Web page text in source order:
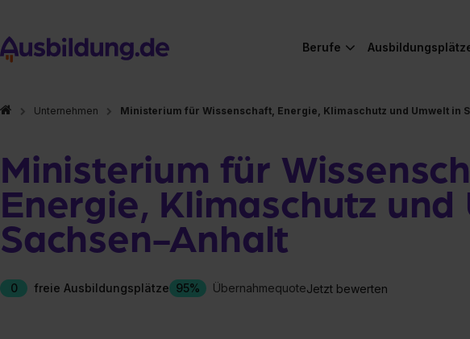
Berufe
Unternehmen Ministerium für Wissenschaft, Energie, Klimaschutz und Umwelt in
Ministerium für
Energie, Klimaschutz und
Sachsen-Anhalt
0 freie Ausbildungsplätze 95% ÜbernahmequoteJetzt bewerten